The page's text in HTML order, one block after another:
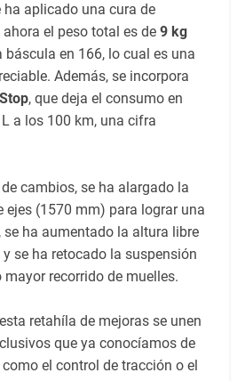
ha aplicado una cura de
el peso total es de 9 kg
báscula en 166, lo cual es una
Además, se incorpora
, que deja el consumo en
a los 100 km, una cifra
cambios, se ha alargado la
ejes (1570 mm) para lograr una
ha aumentado la altura libre
se ha retocado la suspensión
recorrido de muelles.
retahíla de mejoras se unen
que ya conocíamos de
como el control de tracción o el